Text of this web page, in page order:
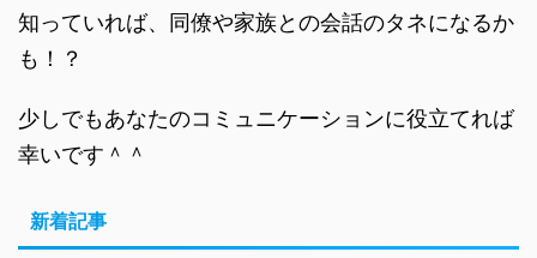
知っていれば、同僚や家族との会話のタネになるか
も！？
少しでもあなたのコミュニケーションに役立てれば
幸いです＾＾
新着記事